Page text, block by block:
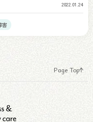
2022.01.24
害
Page Top